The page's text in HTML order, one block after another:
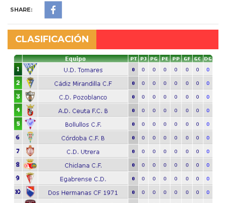
SHARE:
CLASIFICACIÓN